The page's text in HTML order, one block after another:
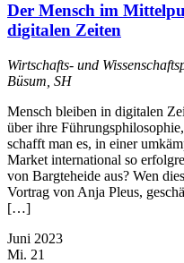
Der Mensch im
digitalen Zeiten
Wirtschafts- und
Büsum, SH
Mensch bleiben in digitalen
über ihre
schafft man es, in einer
Market international so
von Bargteheide aus? Wen
Vortrag von Anja Pleus,
[…]
Juni 2023
Mi. 21